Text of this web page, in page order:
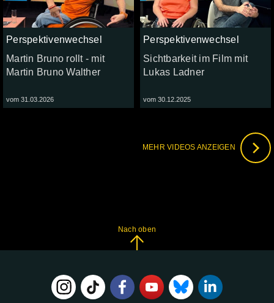
Perspektivenwechsel
Martin Bruno rollt - mit
Martin Bruno Walther
vom 31.03.2026
Perspektivenwechsel
Sichtbarkeit im Film mit
Lukas Ladner
vom 30.12.2025
MEHR VIDEOS ANZEIGEN
Nach oben